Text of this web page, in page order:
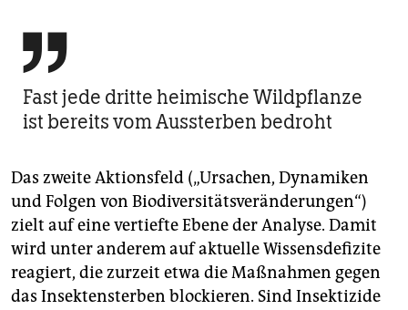

Fast jede dritte heimische Wildpflanze
ist bereits vom Aussterben bedroht
Das zweite Aktionsfeld („Ursachen, Dynamiken
und Folgen von Biodiversitätsveränderungen“)
zielt auf eine vertiefte Ebene der Analyse. Damit
wird unter anderem auf aktuelle Wissensdefizite
reagiert, die zurzeit etwa die Maßnahmen gegen
das Insektensterben blockieren. Sind Insek­tizide